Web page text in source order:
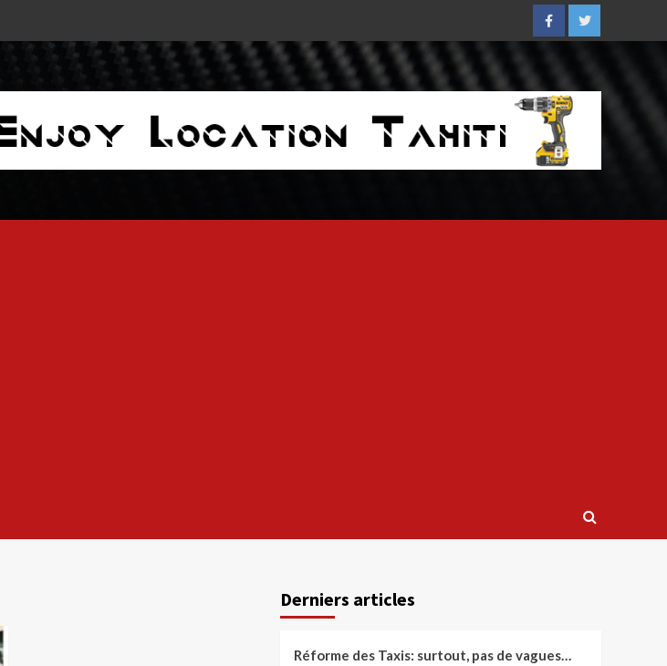
FacebookTwitter
Derniers articles
Réforme des Taxis: surtout, pas de vagues…